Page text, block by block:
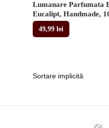
Lumanare Parfumata
Eucalipt, Handmade,
49,99 lei